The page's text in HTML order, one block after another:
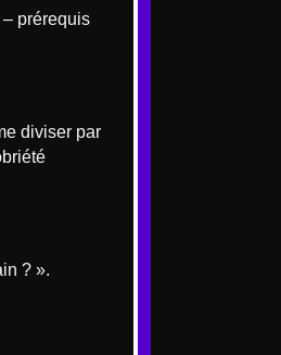
prérequis
diviser par
? ».